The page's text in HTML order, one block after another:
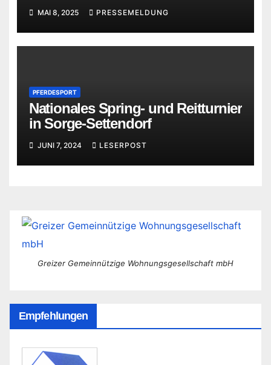
MAI 8, 2025 PRESSEMELDUNG
PFERDESPORT
Nationales Spring- und Reitturnier
in Sorge-Settendorf
JUNI 7, 2024 LESERPOST
Greizer Gemeinnützige Wohnungsgesellschaft mbH
Empfehlungen